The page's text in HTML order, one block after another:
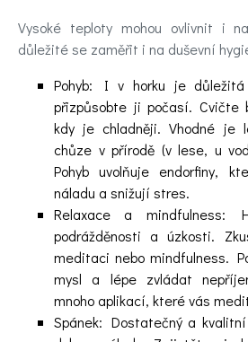
Vysoké teploty mohou ovlivnit i
důležité se zaměřit i na duševní
Pohyb: I v horku je
přizpůsobte ji počasí. Cvičte
kdy je chladněji. Vhodné je
chůze v přírodě (v lese, u
Pohyb uvolňuje endorfiny,
náladu a snižují stres.
Relaxace a mindfulness:
podrážděnosti a úzkosti.
meditaci nebo mindfulness.
mysl a lépe zvládat
mnoho aplikací, které vás
Spánek: Dostatečný a